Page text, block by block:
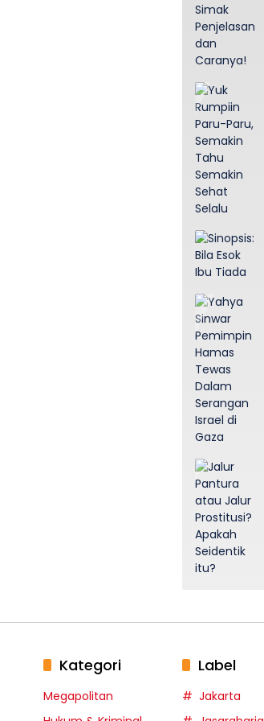
Kategori
Megapolitan
Label
Jakarta